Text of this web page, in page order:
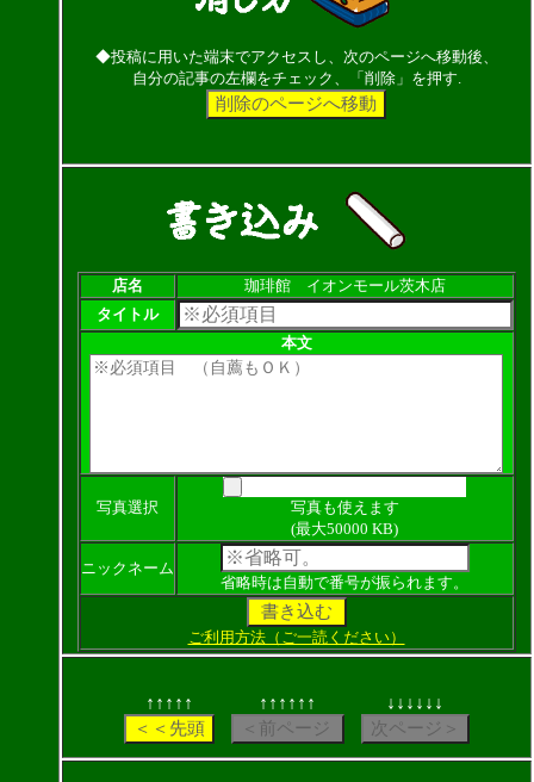
◆投稿に用いた端末でアクセスし、次のページへ移動後、
自分の記事の左欄をチェック、「削除」を押す.
店名
珈琲館 イオンモール茨木店
タイトル
本文
写真選択
写真も使えます
(最大50000 KB)
ニックネーム
省略時は自動で番号が振られます。
ご利用方法（ご一読ください）
↑↑↑↑↑ ↑↑↑↑↑↑ ↓↓↓↓↓↓